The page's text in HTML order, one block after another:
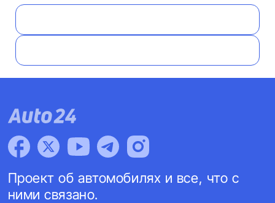
Проект об автомобилях и все, что с
ними связано.